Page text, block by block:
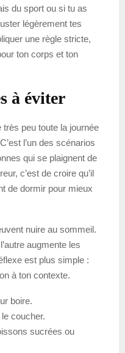
du sport ou si tu as
légèrement tes
une règle stricte,
ton corps et ton
à éviter
très peu toute la journée
l’un des scénarios
qui se plaignent de
c’est de croire qu’il
de dormir pour mieux
nuire au sommeil.
augmente les
est plus simple :
à ton contexte.
boire.
coucher.
sucrées ou